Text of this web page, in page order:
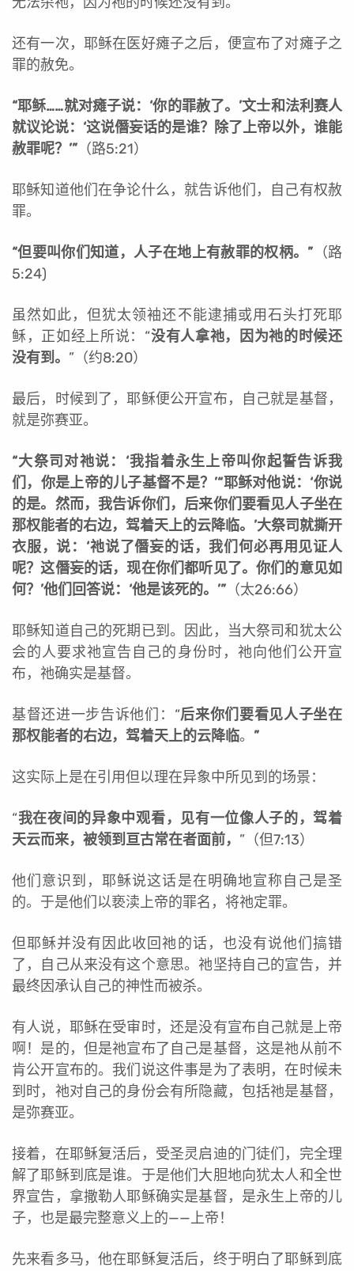
还有一次，耶稣在医好瘫子之后，便宣布了对瘫子之
罪的赦免。
“耶稣……就对瘫子说：‘你的罪赦了。’文士和法利赛人
就议论说：‘这说僭妄话的是谁？除了上帝以外，谁能
赦罪呢？’” （路5:21）
耶稣知道他们在争论什么，就告诉他们，自己有权赦
罪。
“但要叫你们知道，人子在地上有赦罪的权柄。” （路
5:24)
虽然如此，但犹太领袖还不能逮捕或用石头打死耶
稣，正如经上所说：“没有人拿祂，因为祂的时候还
没有到。 ”（约8:20）
最后，时候到了，耶稣便公开宣布，自己就是基督，
就是弥赛亚。
“大祭司对祂说：‘我指着永生上帝叫你起誓告诉我
们，你是上帝的儿子基督不是？’“耶稣对他说：‘你说
的是。然而，我告诉你们，后来你们要看见人子坐在
那权能者的右边，驾着天上的云降临。’大祭司就撕开
衣服，说：‘祂说了僭妄的话，我们何必再用见证人
呢？这僭妄的话，现在你们都听见了。你们的意见如
何？’他们回答说：‘他是该死的。’” （太26:66）
耶稣知道自己的死期已到。因此，当大祭司和犹太公
会的人要求祂宣告自己的身份时，祂向他们公开宣
布，祂确实是基督。
基督还进一步告诉他们：“后来你们要看见人子坐在
那权能者的右边，驾着天上的云降临。 ”
这实际上是在引用但以理在异象中所见到的场景：
“我在夜间的异象中观看，见有一位像人子的，驾着
天云而来， 被领到亘古常在者面前， ”（但7:13）
他们意识到，耶稣说这话是在明确地宣称自己是圣
的。于是他们以亵渎上帝的罪名，将祂定罪。
但耶稣并没有因此收回祂的话，也没有说他们搞错
了，自己从来没有这个意思。祂坚持自己的宣告，并
最终因承认自己的神性而被杀。
有人说，耶稣在受审时，还是没有宣布自己就是上帝
啊！是的，但是祂宣布了自己是基督，这是祂从前不
肯公开宣布的。我们说这件事是为了表明，在时候未
到时，祂对自己的身份会有所隐藏，包括祂是基督，
是弥赛亚。
接着，在耶稣复活后，受圣灵启迪的门徒们，完全理
解了耶稣到底是谁。于是他们大胆地向犹太人和全世
界宣告，拿撒勒人耶稣确实是基督，是永生上帝的儿
子，也是最完整意义上的——上帝！
先来看多马，他在耶稣复活后，终于明白了耶稣到底